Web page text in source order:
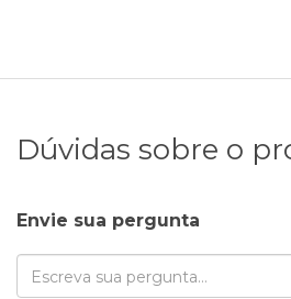
Dúvidas sobre o
Envie sua pergunta